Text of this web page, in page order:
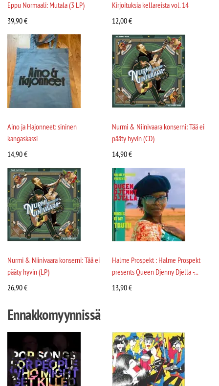
Eppu Normaali: Mutala (3 LP)
39,90€
Kirjoituksia kellareista vol. 14
12,00€
Aino ja Hajonneet: sininen
kangaskassi
14,90€
Nurmi & Niinivaara konserni: Tää ei
pääty hyvin (CD)
14,90€
Nurmi & Niinivaara konserni: Tää ei
pääty hyvin (LP)
26,90€
Halme Prospekt : Halme Prospekt
presents Queen Djenny Djella -...
13,90€
Ennakkomyynnissä